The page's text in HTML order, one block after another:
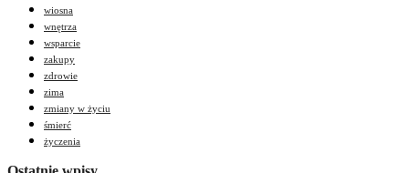
wiosna
wnętrza
wsparcie
zakupy
zdrowie
zima
zmiany w życiu
śmierć
życzenia